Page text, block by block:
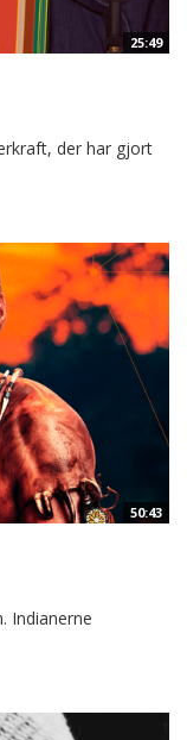
25:49
der har gjort
50:43
Indianerne